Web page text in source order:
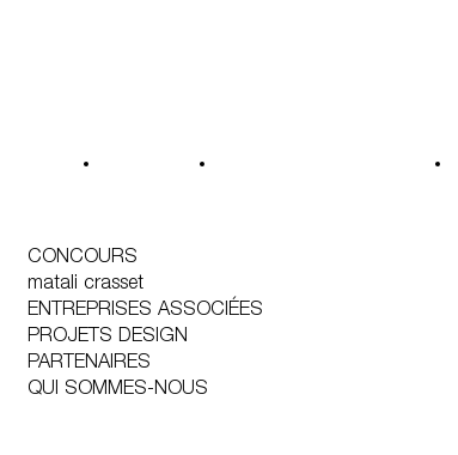
CONCOURS matali crasset ENTREPRISES ASSOCIÉES
CONCOURS
matali crasset
ENTREPRISES ASSOCIÉES
PROJETS DESIGN
PARTENAIRES
QUI SOMMES-NOUS